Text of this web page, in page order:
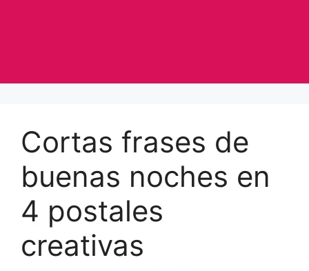
Cortas frases de
buenas noches en
4 postales
creativas